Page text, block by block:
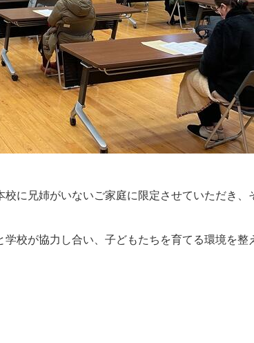
に兄姉がいないご家庭に限定させていただき、
校が協力し合い、子どもたちを育てる環境を整